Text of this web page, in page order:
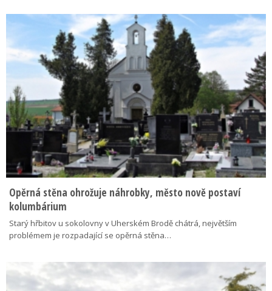
Opěrná stěna ohrožuje náhrobky, město nově postaví
kolumbárium
Starý hřbitov u sokolovny v Uherském Brodě chátrá, největším
problémem je rozpadající se opěrná stěna…